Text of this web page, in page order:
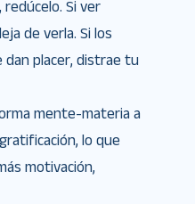
Si ver
de verla. Si los
placer, distrae tu
mente-materia a
lo que
motivación,